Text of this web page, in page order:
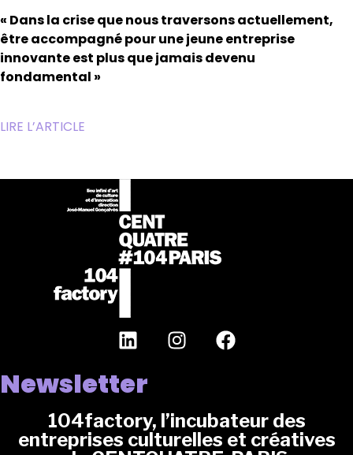
« Dans la crise que nous traversons actuellement,
être accompagné pour une jeune entreprise
innovante est plus que jamais devenu
fondamental »
LIRE L’ARTICLE
Newsletter
104factory, l’incubateur des
entreprises culturelles et créatives